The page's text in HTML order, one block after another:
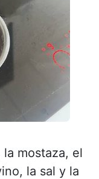
mostaza, el
la sal y la